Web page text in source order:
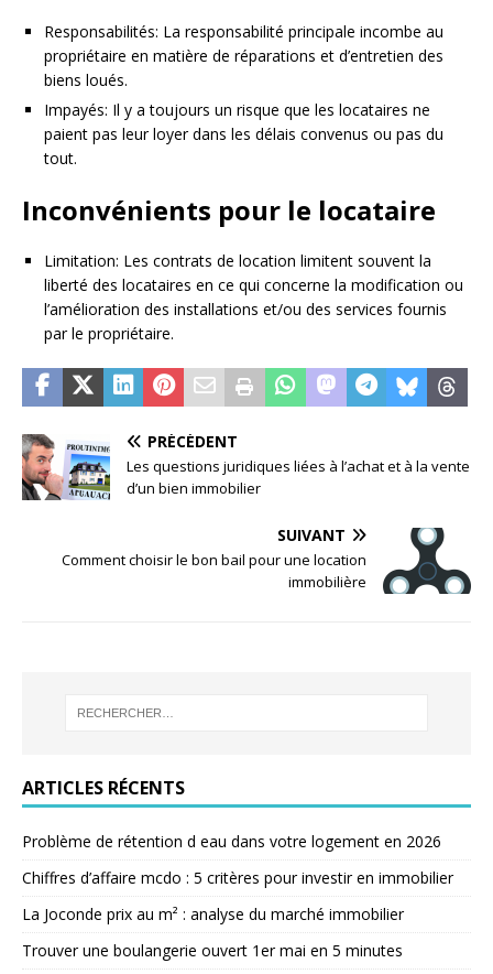
Responsabilités: La responsabilité principale incombe au
propriétaire en matière de réparations et d’entretien des
biens loués.
Impayés: Il y a toujours un risque que les locataires ne
paient pas leur loyer dans les délais convenus ou pas du
tout.
Inconvénients pour le locataire
Limitation: Les contrats de location limitent souvent la
liberté des locataires en ce qui concerne la modification ou
l’amélioration des installations et/ou des services fournis
par le propriétaire.
PRÉCÉDENT
Les questions juridiques liées à l’achat et à la vente
d’un bien immobilier
SUIVANT
Comment choisir le bon bail pour une location
immobilière
ARTICLES RÉCENTS
Problème de rétention d eau dans votre logement en 2026
Chiffres d’affaire mcdo : 5 critères pour investir en immobilier
La Joconde prix au m² : analyse du marché immobilier
Trouver une boulangerie ouvert 1er mai en 5 minutes